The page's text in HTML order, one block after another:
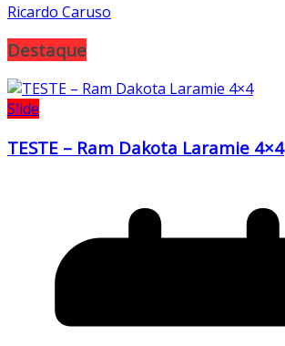
Ricardo Caruso
Destaque
Slide
TESTE – Ram Dakota Laramie 4×4